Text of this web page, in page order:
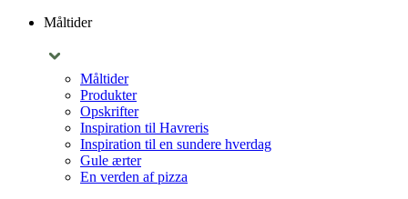
Måltider
Måltider
Produkter
Opskrifter
Inspiration til Havreris
Inspiration til en sundere hverdag
Gule ærter
En verden af pizza